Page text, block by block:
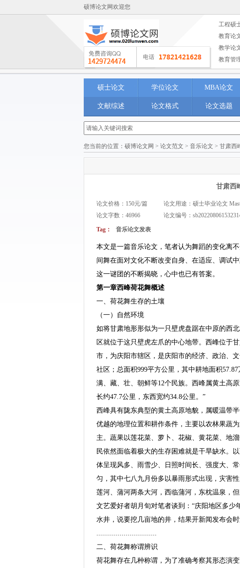
硕博论文网欢迎您
工程硕
教育论
教学论
教育管
硕士论文 学位论文 MBA论文
文献综述 论文格式 论文选题
您当前的位置： 硕博论文网 > 论文范文 > 音乐论文 > 甘肃西
甘肃西
论文价格：150元/篇 论文用途：硕士毕业论文
论文字数：46966
论文编号：
Tag： 音乐论文发表
本文是一篇音乐论文，笔者认为舞蹈的变化离
间舞在面对文化不断改变自身、在适应、调试
这一谜团的不断揭晓，心中也已有答案。
第一章西峰荷花舞概述
一、荷花舞生存的土壤
（一）自然环境
如将甘肃地形形似为一只壁虎盘踞在中原的西
区就位于这只壁虎左爪的中心地带。西峰位于
市，为庆阳市辖区，是庆阳市的经济、政治、
社区；总面积999平方公里，其中耕地面积
满、藏、壮、朝鲜等12个民族。西峰属黄土高
长约47.7公里，东西宽约34.8公里。”
西峰具有陇东典型的黄土高原地貌，属暖温带
优越的地理位置和耕作条件，主要以农林果蔬
主。蔬果以莲花菜、萝卜、花椒、黄花菜、地
民依然面临着极大的生存困难就是干旱缺水。
体呈现风多、雨雪少、日照时间长、强度大、
匀，其中七八九月份多以暴雨形式出现，灾害
莲河、蒲河两条大河，西临蒲河，东枕温泉，
文艺爱好者胡月旬对笔者谈到：“庆阳地区多
水井，说要挖几亩地的井，结果开新闻发布会
二、荷花舞称谓辨识
荷花舞存在几种称谓，为了准确考察其形态演